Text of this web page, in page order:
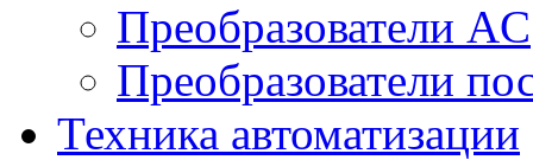
Преобразователи AC
Преобразователи
Техника автоматизации